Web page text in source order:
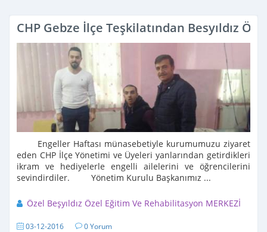
CHP Gebze İlçe Teşkilatından Besyıldız
Engeller Haftası münasebetiyle kurumumuzu ziyaret
eden CHP İlçe Yönetimi ve Üyeleri yanlarından getirdikleri
ikram ve hediyelerle engelli ailelerini ve öğrencilerini
sevindirdiler. Yönetim Kurulu Başkanımız ...
Özel Beşyıldız Özel Eğitim Ve Rehabilitasyon MERKEZİ
03-12-2016 0 Yorum